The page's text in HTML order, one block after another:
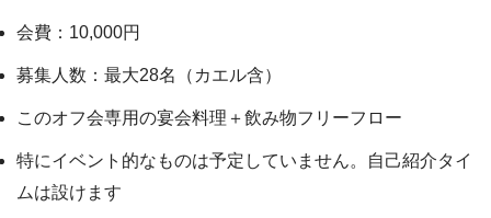
会費：10,000円
募集人数：最大28名（カエル含）
このオフ会専用の宴会料理＋飲み物フリーフロー
特にイベント的なものは予定していません。自己紹介タイ
ムは設けます